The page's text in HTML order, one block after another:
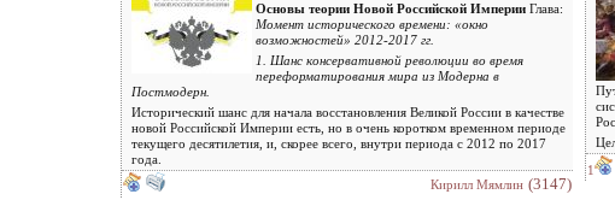
Основы теории Новой Российской Империи Глава:
Момент исторического времени: «окно
возможностей» 2012-2017 гг.
1. Шанс консервативной революции во время
переформатирования мира из Модерна в
Постмодерн.
Исторический шанс для начала восстановления Великой России в качестве
новой Российской Империи есть, но в очень коротком временном периоде
текущего десятилетия, и, скорее всего, внутри периода с 2012 по 2017
года.
Кирилл Мямлин (3147)
1